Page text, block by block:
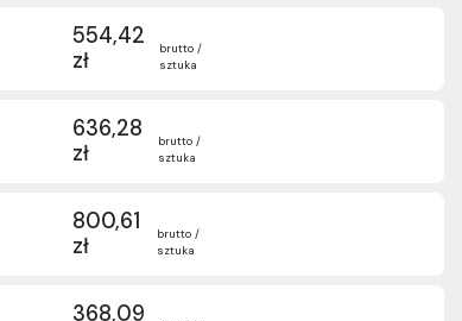
554,42
zł
brutto /
sztuka
636,28
zł
brutto /
sztuka
800,61
zł
brutto /
sztuka
368,09